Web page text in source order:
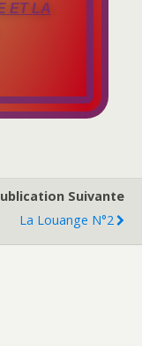
ET LA
Suivante
La Louange N°2